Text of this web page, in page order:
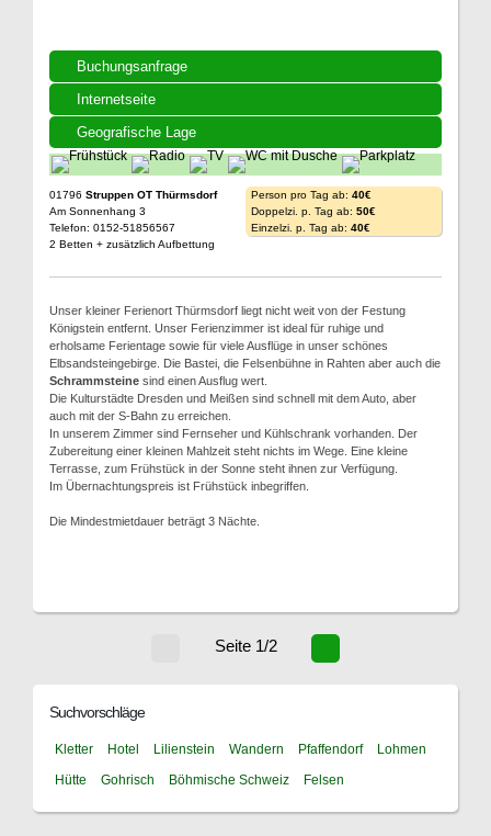
Buchungsanfrage
Internetseite
Geografische Lage
01796 Struppen OT Thürmsdorf
Am Sonnenhang 3
Telefon: 0152-51856567
2 Betten + zusätzlich Aufbettung
Person pro Tag ab: 40€
Doppelzi. p. Tag ab: 50€
Einzelzi. p. Tag ab: 40€
Unser kleiner Ferienort Thürmsdorf liegt nicht weit von der Festung
Königstein entfernt. Unser Ferienzimmer ist ideal für ruhige und
erholsame Ferientage sowie für viele Ausflüge in unser schönes
Elbsandsteingebirge. Die Bastei, die Felsenbühne in Rahten aber auch die
Schrammsteine sind einen Ausflug wert.
Die Kulturstädte Dresden und Meißen sind schnell mit dem Auto, aber
auch mit der S-Bahn zu erreichen.
In unserem Zimmer sind Fernseher und Kühlschrank vorhanden. Der
Zubereitung einer kleinen Mahlzeit steht nichts im Wege. Eine kleine
Terrasse, zum Frühstück in der Sonne steht ihnen zur Verfügung.
Im Übernachtungspreis ist Frühstück inbegriffen.
Die Mindestmietdauer beträgt 3 Nächte.
Seite 1/2
Suchvorschläge
Kletter Hotel Lilienstein Wandern Pfaffendorf
Lohmen
Hütte
Gohrisch Böhmische Schweiz Felsen